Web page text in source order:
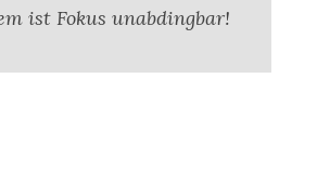
ist Fokus unabdingbar!